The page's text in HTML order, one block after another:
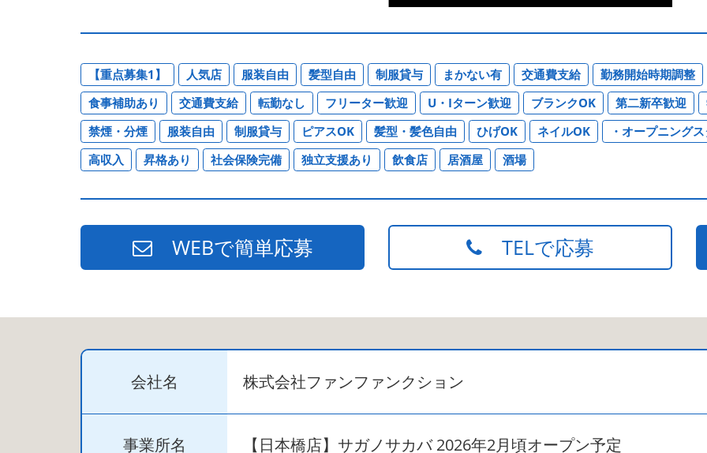
【重点募集1】 人気店 服装自由 髪型自由 制服貸与 まかない有 交通費支給
勤務開始時期調整
食事補助あり
交通費支給 転勤なし フリーター歓迎 U・Iターン歓迎 ブランクOK 第二新卒歓迎
禁煙・分煙
服装自由 制服貸与 ピアスOK 髪型・髪色自由 ひげOK ネイルOK
・オープニング
高収入
昇格あり 社会保険完備 独立支援あり 飲食店 居酒屋 酒場
WEBで簡単応募 TELで応募
会社名 株式会社ファンファンクション
事業所名 【日本橋店】サガノサカバ 2026年2月頃オープン予定